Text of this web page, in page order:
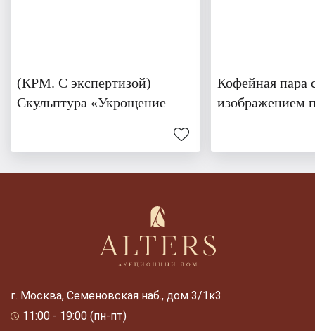
(КРМ. С экспертизой)
Скульптура «Укрощение
Кофейная пара
изображением
г. Москва, Семеновская наб., дом 3/1к3
11:00 - 19:00 (пн-пт)